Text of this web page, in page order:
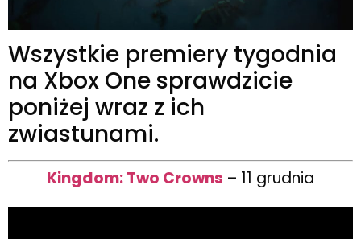
Wszystkie premiery tygodnia
na Xbox One sprawdzicie
poniżej wraz z ich
zwiastunami.
Kingdom: Two Crowns – 11 grudnia